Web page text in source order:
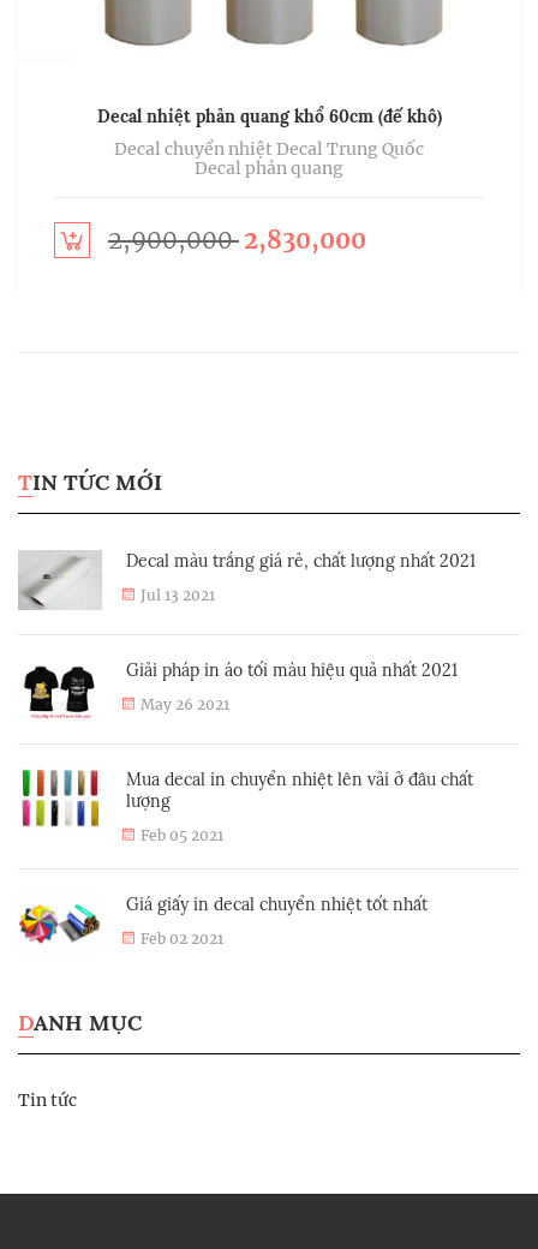
Decal nhiệt phản quang khổ 60cm (đế khô)
Decal chuyển nhiệt Decal Trung Quốc
Decal phản quang
options 2,900,000 2,830,000
TIN TỨC MỚI
Decal màu trắng giá rẻ, chất lượng nhất 2021
Jul 13 2021
Giải pháp in áo tối màu hiệu quả nhất 2021
May 26 2021
Mua decal in chuyển nhiệt lên vải ở đâu chất
lượng
Feb 05 2021
Giá giấy in decal chuyển nhiệt tốt nhất
Feb 02 2021
DANH MỤC
Tin tức